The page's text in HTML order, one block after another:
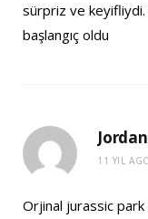
sürpriz ve keyifliydi.
başlangıç oldu
11 YIL
Orjinal jurassic